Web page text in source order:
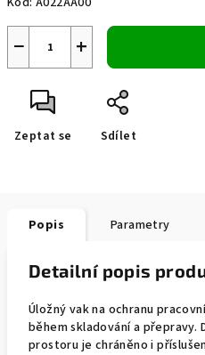
+
−
Zeptat se Sdílet
Popis Parametry
Detailní popis
Úložný vak na ochranu
během skladování a přepravy.
prostoru je chráněno i